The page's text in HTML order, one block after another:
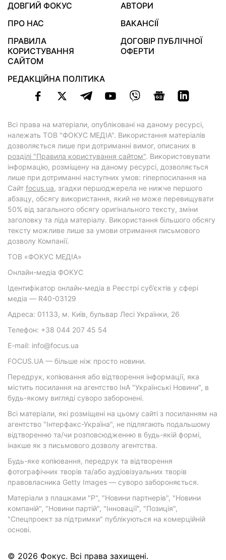
ДОВГИЙ ФОКУС
АВТОРИ
ПРО НАС
ВАКАНСІЇ
ПРАВИЛА
КОРИСТУВАННЯ
САЙТОМ
ДОГОВІР ПУБЛІЧНОЇ
ОФЕРТИ
РЕДАКЦІЙНА ПОЛІТИКА
Всі права на матеріали, опубліковані на даному ресурсі,
належать ТОВ "ФОКУС МЕДІА". Використання матеріалів
дозволяється лише при дотриманні вимог, описаних в
розділі "Правила користування сайтом". Використовувати
інформацію, розміщену на даному ресурсі, дозволяється
лише при дотриманні наступних умов: гіперпосилання на
Cайт focus.ua, згадки першоджерела не нижче першого
абзацу, обсягу використання, який не може перевищувати
50% від загального обсягу оригінального тексту, зміни
заголовку та ліда матеріалу. Використання більшого обсягу
тексту можливе лише за умови отримання письмового
дозволу Компанії.
ТОВ «ФОКУС МЕДІА»
Онлайн-медіа ФОКУС
Ідентифікатор онлайн-медіа в Реєстрі суб’єктів у сфері
медіа — R40-03129
Адреса: 01133, м. Київ, бульвар Лесі Українки, 26
Телефон: +38 044 207 45 54
E-mail: info@focus.ua
FOCUS.UA — більше ніж просто новини.
Передрук, копіювання або відтворення інформації, яка
містить посилання на агентство ІнА "Українські Новини", в
будь-якому вигляді суворо заборонені.
Всі матеріали, які розміщені на цьому сайті з посиланням на
агентство "Інтерфакс-Україна", не підлягають подальшому
відтворенню та/чи розповсюдженню в будь-якій формі,
інакше як з письмового дозволу агентства.
Будь-яке копіювання, передрук та відтворення
фотографічних творів та/або аудіовізуальних творів
правовласника Getty Images — суворо забороняється.
Матеріали з плашками "Р", "Новини партнерів", "Новини
компаній", "Новини партій", "Інновації", "Позиція",
"Спецпроект за підтримки" публікуються на комерційній
основі.
© 2026 Фокус. Всі права захищені.